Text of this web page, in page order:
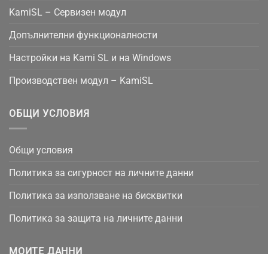
KamiSL – Сервизен модул
Допълнителни функционалности
Настройки на Kami SL и на Windows
Производствен модул – KamiSL
ОБЩИ УСЛОВИЯ
Общи условия
Политика за сигурност на личните данни
Политика за използване на бисквитки
Политика за защита на личните данни
МОИТЕ ДАННИ